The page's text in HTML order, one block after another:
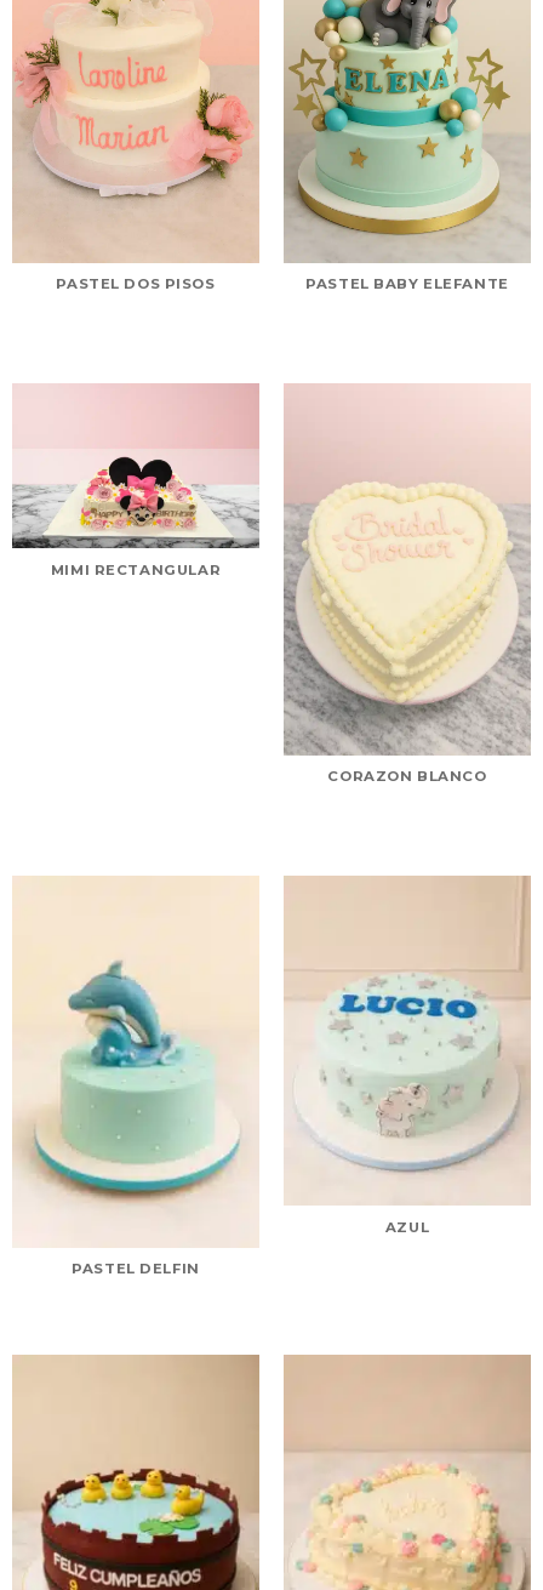
PASTEL DOS PISOS PASTEL BABY ELEFANTE
MIMI RECTANGULAR
CORAZON BLANCO
PASTEL DELFIN
AZUL